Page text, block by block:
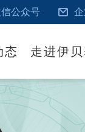
公众号
态 走进伊贝